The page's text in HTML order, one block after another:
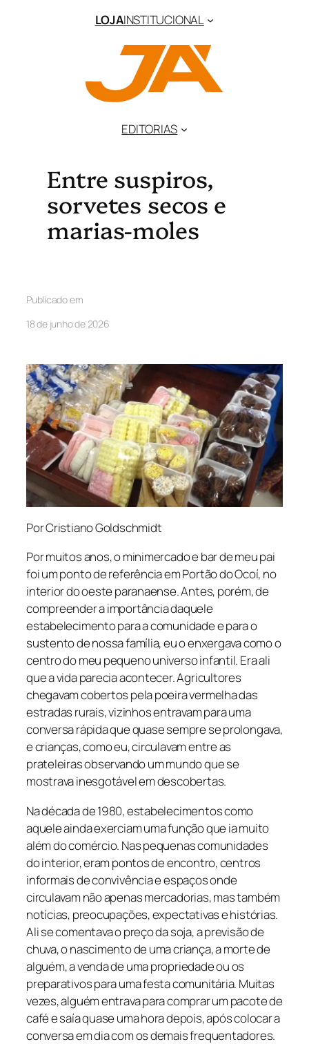
LOJAINSTITUCIONAL
EDITORIAS
Entre suspiros,
sorvetes secos e
marias-moles
Publicado em
18 de junho de 2026
Por Cristiano Goldschmidt
Por muitos anos, o minimercado e bar de meu pai
foi um ponto de referência em Portão do Ocoí, no
interior do oeste paranaense. Antes, porém, de
compreender a importância daquele
estabelecimento para a comunidade e para o
sustento de nossa família, eu o enxergava como o
centro do meu pequeno universo infantil. Era ali
que a vida parecia acontecer. Agricultores
chegavam cobertos pela poeira vermelha das
estradas rurais, vizinhos entravam para uma
conversa rápida que quase sempre se prolongava,
e crianças, como eu, circulavam entre as
prateleiras observando um mundo que se
mostrava inesgotável em descobertas.
Na década de 1980, estabelecimentos como
aquele ainda exerciam uma função que ia muito
além do comércio. Nas pequenas comunidades
do interior, eram pontos de encontro, centros
informais de convivência e espaços onde
circulavam não apenas mercadorias, mas também
notícias, preocupações, expectativas e histórias.
Ali se comentava o preço da soja, a previsão de
chuva, o nascimento de uma criança, a morte de
alguém, a venda de uma propriedade ou os
preparativos para uma festa comunitária. Muitas
vezes, alguém entrava para comprar um pacote de
café e saía quase uma hora depois, após colocar a
conversa em dia com os demais frequentadores.